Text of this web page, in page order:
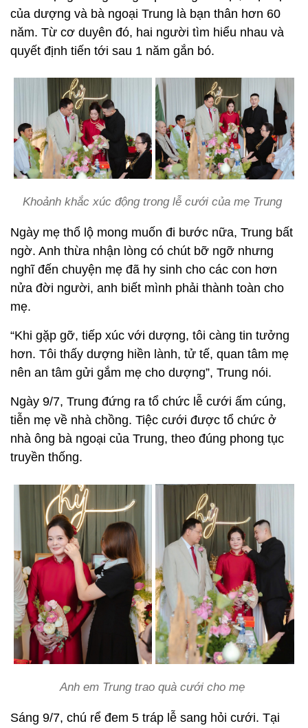
của dượng và bà ngoại Trung là bạn thân hơn 60
năm. Từ cơ duyên đó, hai người tìm hiểu nhau và
quyết định tiến tới sau 1 năm gắn bó.
Khoảnh khắc xúc động trong lễ cưới của mẹ Trung
Ngày mẹ thổ lộ mong muốn đi bước nữa, Trung bất
ngờ. Anh thừa nhận lòng có chút bỡ ngỡ nhưng
nghĩ đến chuyện mẹ đã hy sinh cho các con hơn
nửa đời người, anh biết mình phải thành toàn cho
mẹ.
“Khi gặp gỡ, tiếp xúc với dượng, tôi càng tin tưởng
hơn. Tôi thấy dượng hiền lành, tử tế, quan tâm mẹ
nên an tâm gửi gắm mẹ cho dượng”, Trung nói.
Ngày 9/7, Trung đứng ra tổ chức lễ cưới ấm cúng,
tiễn mẹ về nhà chồng. Tiệc cưới được tổ chức ở
nhà ông bà ngoại của Trung, theo đúng phong tục
truyền thống.
Anh em Trung trao quà cưới cho mẹ
Sáng 9/7, chú rể đem 5 tráp lễ sang hỏi cưới. Tại